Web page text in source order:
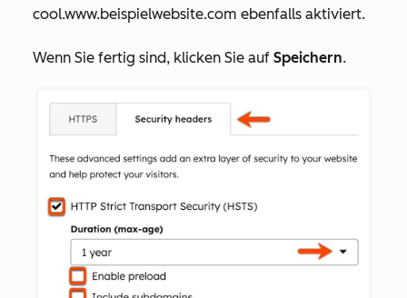
cool.www.beispielwebsite.com ebenfalls aktiviert.
Wenn Sie fertig sind, klicken Sie auf Speichern.